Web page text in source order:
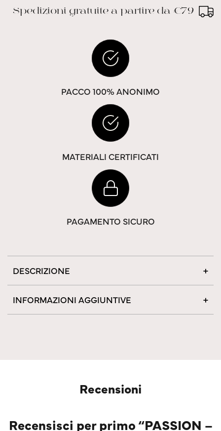
Spedizioni gratuite a partire da €79
PACCO 100% ANONIMO
MATERIALI CERTIFICATI
PAGAMENTO SICURO
DESCRIZIONE
INFORMAZIONI AGGIUNTIVE
Recensioni
Recensisci per primo “PASSION –